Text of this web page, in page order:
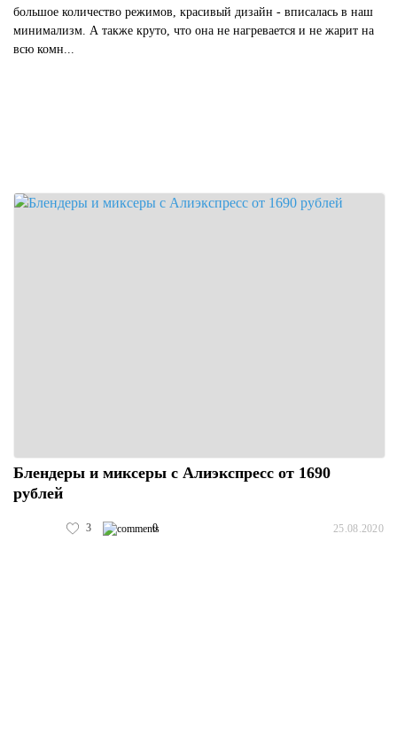
большое количество режимов, красивый дизайн - вписалась в наш
минимализм. А также круто, что она не нагревается и не жарит на
всю комн...
Блендеры и миксеры с Алиэкспресс от 1690
рублей
3 0 25.08.2020